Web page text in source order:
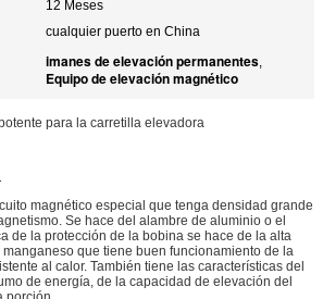
12 Meses
cualquier puerto en China
imanes de elevación permanentes,
Equipo de elevación magnético
para la carretilla elevadora
magnético especial que tenga densidad grande
Se hace del alambre de aluminio o el
de la protección de la bobina se hace de la alta
que tiene buen funcionamiento de la
al calor. También tiene las características del
de energía, de la capacidad de elevación del